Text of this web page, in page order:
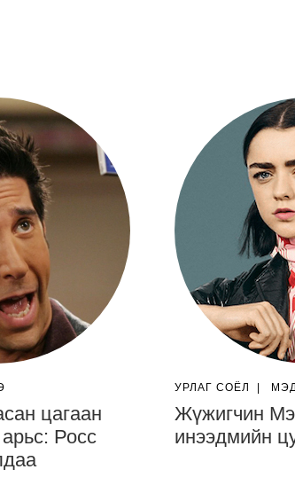
цагаан
Росс
УРЛАГ СОЁЛ
Жүжигчин
инээдмийн